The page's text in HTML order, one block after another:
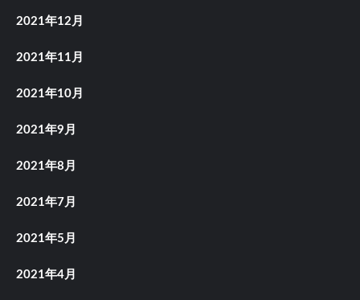
2021年12月
2021年11月
2021年10月
2021年9月
2021年8月
2021年7月
2021年5月
2021年4月